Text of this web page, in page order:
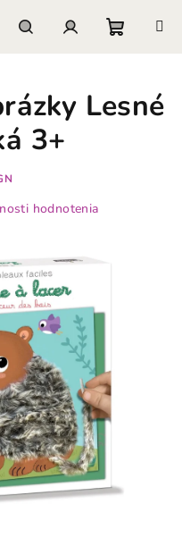
košík
Lesné
3+
hodnotenia